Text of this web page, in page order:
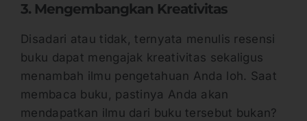
3. Mengembangkan Kreativitas
Disadari atau tidak, ternyata menulis resensi
buku dapat mengajak kreativitas sekaligus
menambah ilmu pengetahuan Anda loh. Saat
membaca buku, pastinya Anda akan
mendapatkan ilmu dari buku tersebut bukan?